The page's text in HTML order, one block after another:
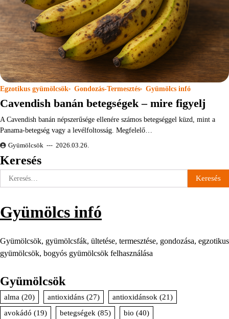
Egzotikus gyümölcsök Gondozás-Termesztés Gyümölcs infó
Cavendish banán betegségek – mire figyelj
A Cavendish banán népszerűsége ellenére számos betegséggel küzd, mint a
Panama-betegség vagy a levélfoltosság. Megfelelő…
Gyümölcsök 2026.03.26.
Keresés
Keresés:
Gyümölcs infó
Gyümölcsök, gyümölcsfák, ültetése, termesztése, gondozása, egzotikus
gyümölcsök, bogyós gyümölcsök felhasználása
Gyümölcsök
alma (20) antioxidáns (27) antioxidánsok (21)
avokádó (19) betegségek (85) bio (40)